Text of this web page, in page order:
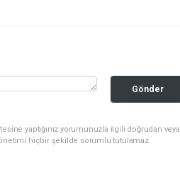
Gönder
yaptığınız yorumunuzla ilgili doğrudan veya
hiçbir şekilde sorumlu tutulamaz.